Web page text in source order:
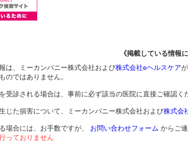
《掲載している情報
は、ミーカンパニー株式会社および株式会社eヘルスケア
のではありません。
受診される場合は、事前に必ず該当の医院に直接ご確認く
じた損害について、ミーカンパニー株式会社および株式会
場合には、お手数ですが、 お問い合わせフォーム からご
っておりません